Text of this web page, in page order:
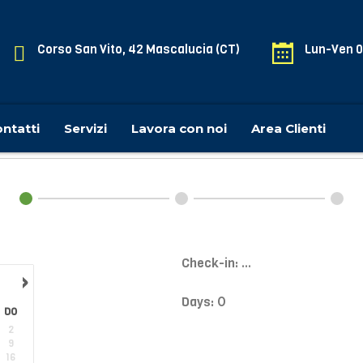
Corso San Vito, 42 Mascalucia (CT) Lun-Ven
Servizi Lavora con noi Area Clienti
›
DO
2
9
16
Check-in: ...
Days: 0